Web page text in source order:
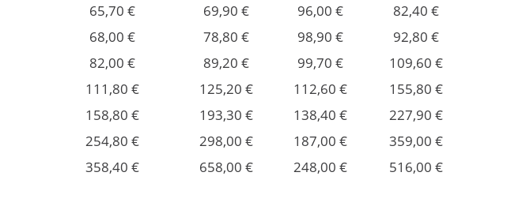
65,70 € 69,90 € 96,00 €
82,40 €
68,00 € 78,80 € 98,90 €
92,80 €
82,00 € 89,20 € 99,70 €
109,60 €
111,80 € 125,20 € 112,60 €
155,80 €
158,80 € 193,30 € 138,40 €
227,90 €
254,80 € 298,00 € 187,00 €
359,00 €
358,40 € 658,00 € 248,00 € 516,00 €